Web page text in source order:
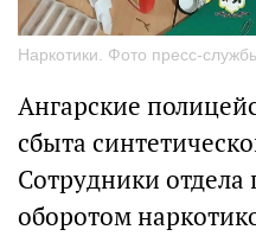
Наркотики. Фото пресс-
Ангарские
сбыта
Сотрудники отдела
оборотом